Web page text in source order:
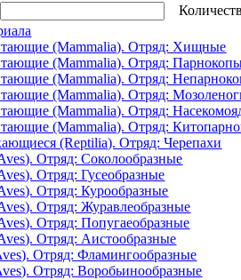
(Mammalia). Отряд: Хищные
(Mammalia). Отряд:
(Mammalia). Отряд:
(Mammalia). Отряд:
(Mammalia). Отряд:
(Mammalia). Отряд:
(Reptilia). Отряд: Черепахи
Отряд: Соколообразные
Отряд: Гусеобразные
Отряд: Курообразные
Отряд: Журавлеобразные
Отряд: Попугаеобразные
Отряд: Аистообразные
Отряд: Фламингообразные
Отряд: Воробьинообразные